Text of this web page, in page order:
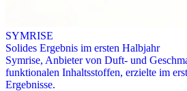
SYMRISE
Solides Ergebnis im ersten Halbjahr
Symrise, Anbieter von Duft- und
funktionalen Inhaltsstoffen, erzielte im
Ergebnisse.